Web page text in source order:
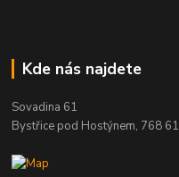
Kde nás najdete
Sovadina 61
Bystřice pod Hostýnem, 768 61